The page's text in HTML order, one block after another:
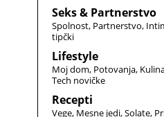
Seks & Partnerstvo
Spolnost Partnerstvo
tipčki
Lifestyle
Moj dom Potovanja
Tech novičke
Recepti
Vege Mesne jedi Solate